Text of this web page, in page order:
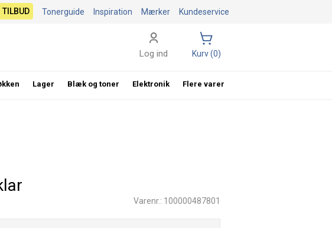
Varenr.: 100000487801
Kundeservice
Mærker
Inspiration
Tonerguide
TILBUD
Log ind Kurv (0)
Lager Blæk og toner Elektronik Flere varer